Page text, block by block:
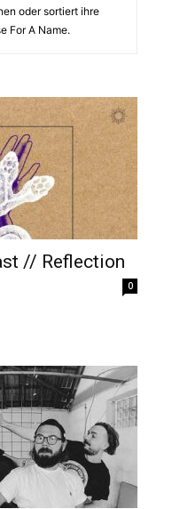
oder sortiert ihre
For A Name.
// Reflection
0